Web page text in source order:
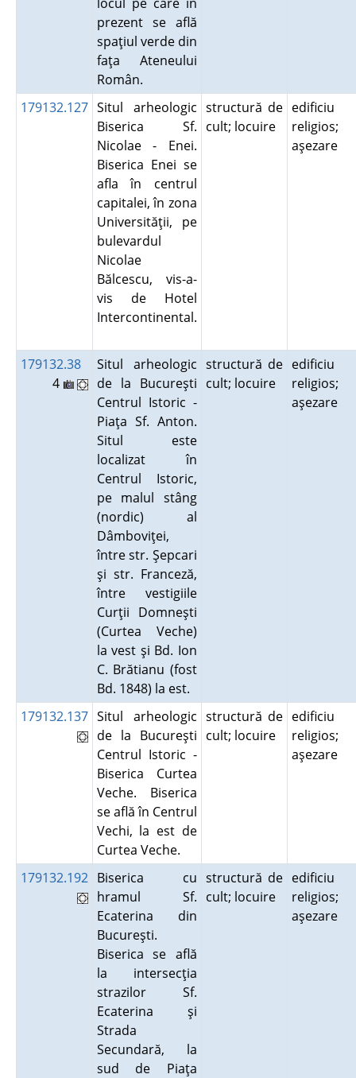
prezent se află
spaţiul verde din
faţa Ateneului
Român.
179132.127 Situl arheologic
Biserica Sf.
Nicolae - Enei.
Biserica Enei se
afla în centrul
capitalei, în zona
Universităţii, pe
bulevardul
Nicolae
Bălcescu, vis-a-
vis de Hotel
Intercontinental.
structură de
cult; locuire
edificiu
religios;
aşezare
179132.38
4
Situl arheologic
de la Bucureşti
Centrul Istoric -
Piaţa Sf. Anton.
Situl este
localizat în
Centrul Istoric,
pe malul stâng
(nordic) al
Dâmboviţei,
între str. Şepcari
şi str. Franceză,
între vestigiile
Curţii Domneşti
(Curtea Veche)
la vest şi Bd. Ion
C. Brătianu (fost
Bd. 1848) la est.
structură de
cult; locuire
edificiu
religios;
aşezare
179132.137 Situl arheologic
de la Bucureşti
Centrul Istoric -
Biserica Curtea
Veche. Biserica
se află în Centrul
Vechi, la est de
Curtea Veche.
structură de
cult; locuire
edificiu
religios;
aşezare
179132.192 Biserica cu
hramul Sf.
Ecaterina din
Bucureşti.
Biserica se află
la intersecţia
strazilor Sf.
Ecaterina şi
Strada
Secundară, la
sud de Piaţa
structură de
cult; locuire
edificiu
religios;
aşezare